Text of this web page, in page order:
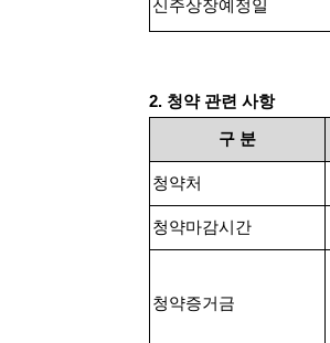
신주상장예정일
2. 청약 관련 사항
구 분
청약처
청약마감시간
청약증거금